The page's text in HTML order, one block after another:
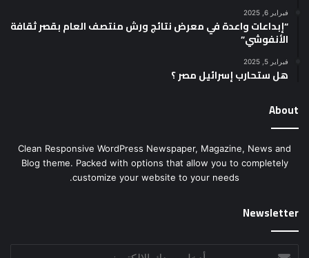
فبراير 6, 2025
“إبداعات واعدة في معرض نتائج ورش منتصف العام بقصر ثقافة
الأنفوشي”
فبراير 5, 2025
هل ستحارب إسرائيل مصر ؟
About
Clean Responsive WordPress Newspaper, Magazine, News and
Blog theme. Packed with options that allow you to completely
customize your website to your needs.
Newsletter